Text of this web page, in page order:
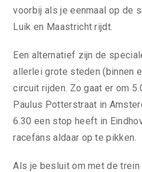
voorbij als je eenmaal op de
Luik en Maastricht rijdt.
Een alternatief zijn de
allerlei grote steden (binnen
circuit rijden. Zo gaat er om
Paulus Potterstraat in
6.30 een stop heeft in
racefans aldaar op te pikken.
Als je besluit om met de trein